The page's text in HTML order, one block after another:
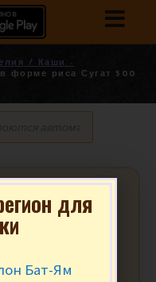
/ Каши -
в форме риса Сугат 500
500 гр.
для
Бат-Ям